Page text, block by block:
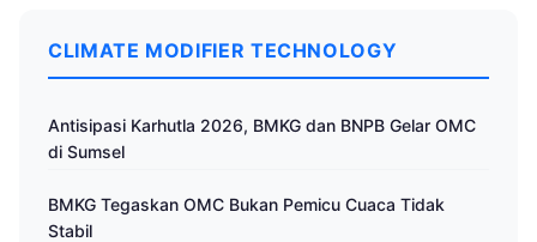
CLIMATE MODIFIER TECHNOLOGY
Antisipasi Karhutla 2026, BMKG dan BNPB Gelar OMC
di Sumsel
BMKG Tegaskan OMC Bukan Pemicu Cuaca Tidak
Stabil